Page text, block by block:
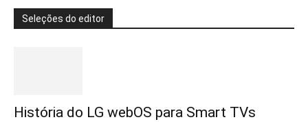
Seleções do editor
História do LG webOS para Smart TVs